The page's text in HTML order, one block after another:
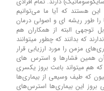
هستند که آیا ما می‌توانیم
را طور ریشه ای و اصولی درمان
توجهی البته از همکاران هم
که بدانند که چطور میتوانند
مزمن را مورد ارزیابی قرار
همین فشارها و استرس های
هم میتواند باعث بروز یکسری
که طیف وسیعی از بیماری‌ها
این بیماری‌ها استرس‌های